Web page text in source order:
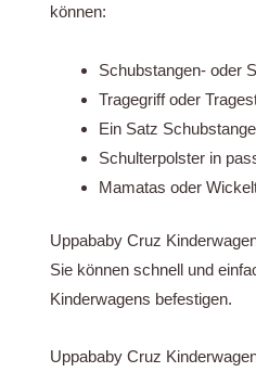
können:
Schubstangen- oder
Tragegriff oder
Ein Satz
Schulterpolster in
Mamatas oder
Uppababy Cruz
Sie können schnell und
Kinderwagens befestigen.
Uppababy Cruz